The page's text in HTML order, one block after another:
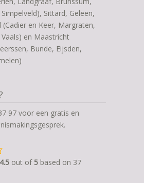
Sittard, Geleen,
(Cadier en Keer, Margraten,
en Maastricht
Bunde, Eijsden,
97 voor een gratis en
4.5 out of 5 based on 37